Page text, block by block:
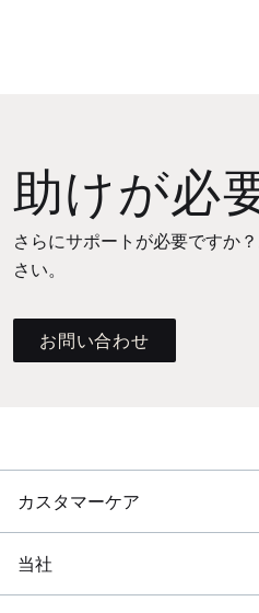
助けが必
さらにサポートが必要ですか
さい。
お問い合わせ
カスタマーケア
当社